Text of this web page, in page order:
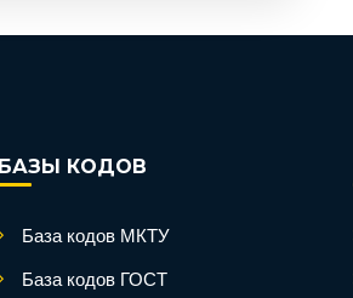
БАЗЫ КОДОВ
База кодов МКТУ
База кодов ГОСТ